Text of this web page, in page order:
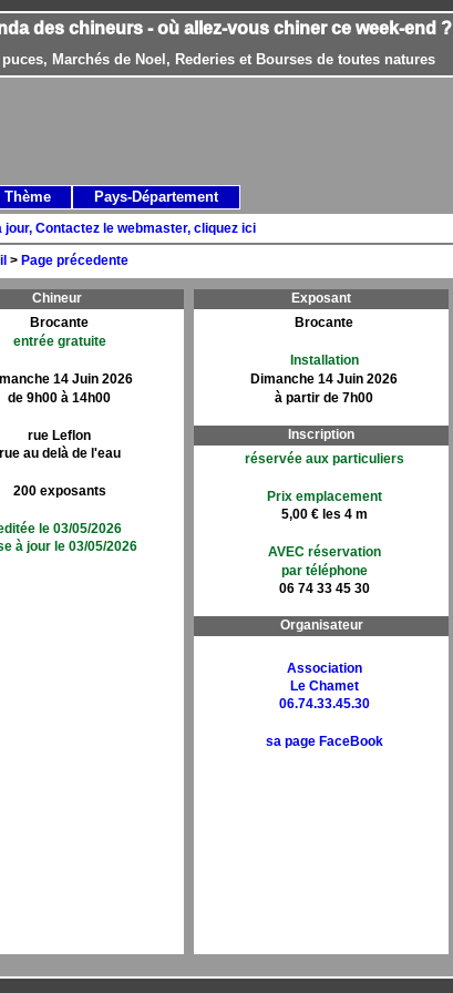
des chineurs - où allez-vous chiner ce week-end ?
Marchés de Noel, Rederies et Bourses de toutes natures
Contactez le webmaster, cliquez ici
> Page précedente
Chineur
Brocante
entrée gratuite
14 Juin 2026
de 9h00 à 14h00
rue Leflon
rue au delà de l'eau
200 exposants
le 03/05/2026
à jour le 03/05/2026
Exposant
Brocante
Installation
Dimanche 14 Juin 2026
à partir de 7h00
Inscription
réservée aux particuliers
Prix emplacement
5,00 € les 4 m
AVEC réservation
par téléphone
06 74 33 45 30
Organisateur
Association
Le Chamet
06.74.33.45.30
sa page FaceBook
Thème Pays-Département